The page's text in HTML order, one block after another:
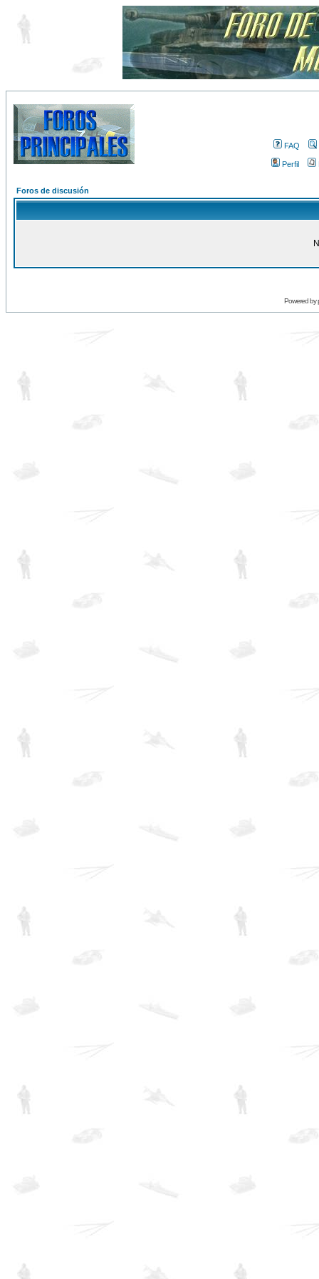
FAQ
Perfil
Foros de discusión
Powered by